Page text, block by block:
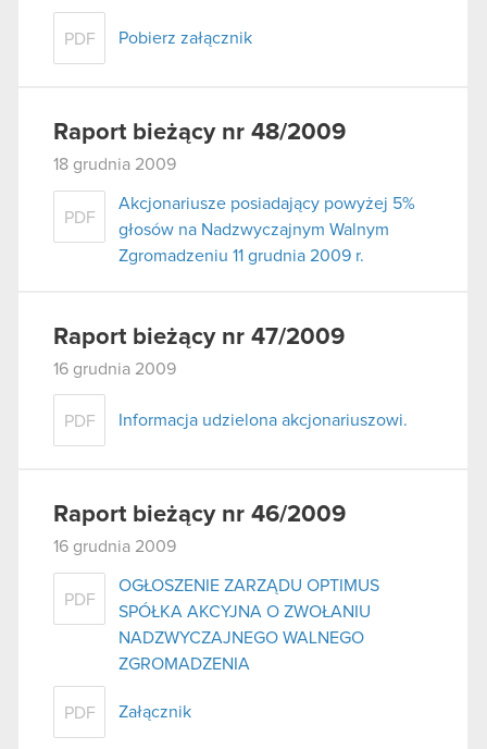
PDF Pobierz załącznik
Raport bieżący nr 48/2009
18 grudnia 2009
PDF
Akcjonariusze posiadający powyżej 5%
głosów na Nadzwyczajnym Walnym
Zgromadzeniu 11 grudnia 2009 r.
Raport bieżący nr 47/2009
16 grudnia 2009
PDF Informacja udzielona akcjonariuszowi.
Raport bieżący nr 46/2009
16 grudnia 2009
PDF
OGŁOSZENIE ZARZĄDU OPTIMUS
SPÓŁKA AKCYJNA O ZWOŁANIU
NADZWYCZAJNEGO WALNEGO
ZGROMADZENIA
PDF Załącznik